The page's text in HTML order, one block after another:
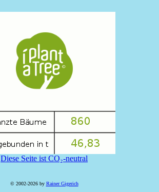
Diese Seite ist CO₂-neutral
© 2002-2026 by Rainer Gigerich